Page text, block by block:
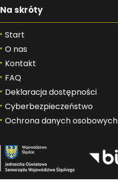
Na skróty
Start
O nas
Kontakt
FAQ
Deklaracja dostępności
Cyberbezpieczeństwo
Ochrona danych osobowych